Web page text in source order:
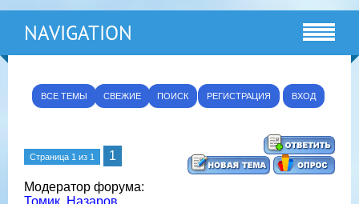
NAVIGATION
ВСЕ ТЕМЫ СВЕЖИЕ ПОИСК РЕГИСТРАЦИЯ ВХОД
Страница 1 из 1 1
Модератор форума:
Томик, Назаров